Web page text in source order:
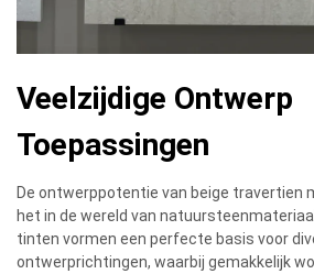
Veelzijdige Ontwerp
Toepassingen
De ontwerppotentie van beige travertien
het in de wereld van
tinten vormen een perfecte basis voor
ontwerprichtingen, waarbij gemakkelijk